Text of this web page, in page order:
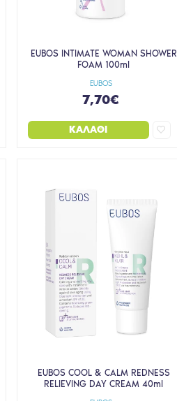
EUBOS
EUBOS INTIMATE WOMAN SHOWER
FOAM 100ml
7,70€
ΚΑΛΆΘΙ
EUBOS COOL & CALM REDNESS
RELIEVING DAY CREAM 40ml